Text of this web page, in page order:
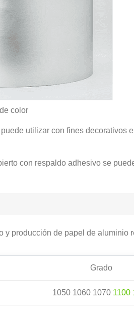
color
utilizar con fines decorativos
con respaldo adhesivo se
producción de papel de aluminio
Grado
1050 1060 1070 1100